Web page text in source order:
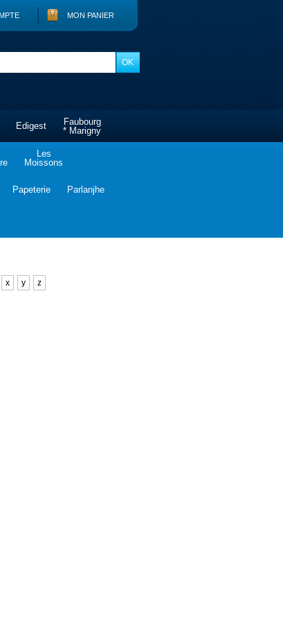
MON PANIER
Edigest
Faubourg
* Marigny
Les
Moissons
Papeterie Parlanjhe
x y z